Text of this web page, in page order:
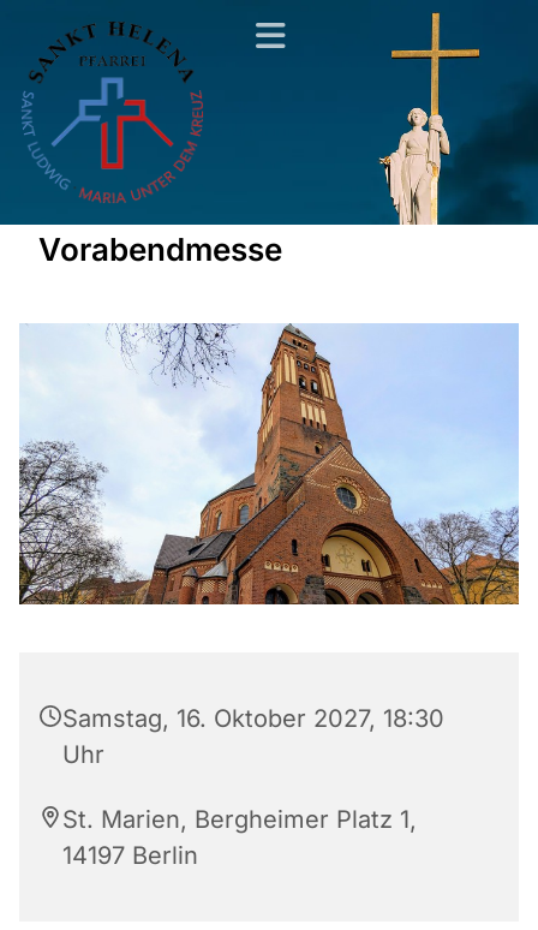
Vorabendmesse
Samstag, 16. Oktober 2027, 18:30
Uhr
St. Marien, Bergheimer Platz 1,
14197 Berlin